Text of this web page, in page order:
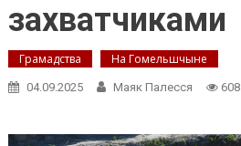
захватчиками
Грамадства На Гомельшчыне
04.09.2025 Маяк Палесся 608